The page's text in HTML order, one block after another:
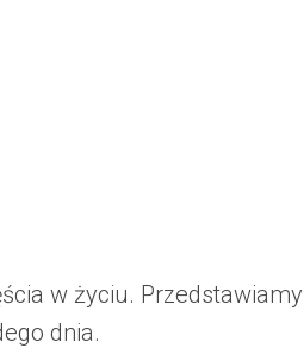
w życiu.
dnia.